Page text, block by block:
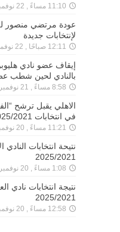
11:10 مساءً , 22 نوفمبر، 2021
عودة مرتضي منصور
لإنتخابات جديدة
12:11 صباحًا , 22 نوفمبر، 2021
إيقاف عضو نادي
بالنادي لحين شطب
8:58 مساءً , 21 نوفمبر، 2021
الاهلي يقبل ترشح
في انتخابات 2025/2021
11:21 مساءً , 20 نوفمبر، 2021
نتيحة انتخابات
2025/2021
1:08 مساءً , 20 نوفمبر، 2021
نتيجة انتخابات نادي
2025/2021
12:58 مساءً , 20 نوفمبر، 2021